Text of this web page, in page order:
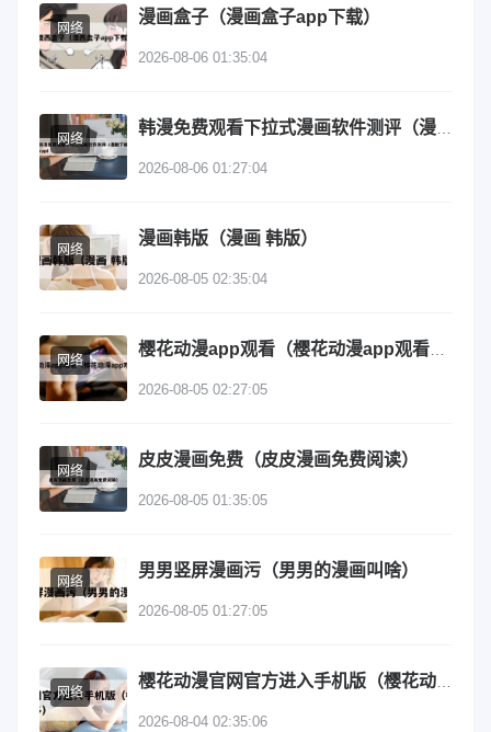
网络
漫画盒子（漫画盒子app下载）
2026-08-06 01:35:04
网络
2026-08-06 01:27:04
网络
漫画韩版（漫画 韩版）
2026-08-05 02:35:04
网络
2026-08-05 02:27:05
网络
皮皮漫画免费（皮皮漫画免费阅读）
2026-08-05 01:35:05
网络
男男竖屏漫画污（男男的漫画叫啥）
2026-08-05 01:27:05
网络
2026-08-04 02:35:06